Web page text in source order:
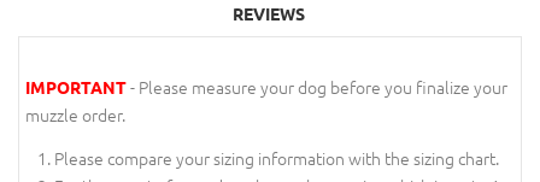
REVIEWS
IMPORTANT- Please measure your dog before you finalize your
muzzle order.
Please compare your sizing information with the sizing chart.